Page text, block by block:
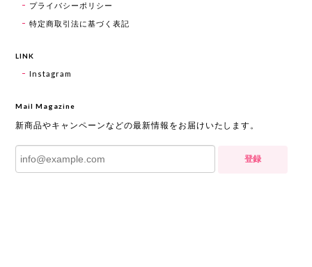
プライバシーポリシー
特定商取引法に基づく表記
LINK
Instagram
Mail Magazine
新商品やキャンペーンなどの最新情報をお届けいたします。
登録